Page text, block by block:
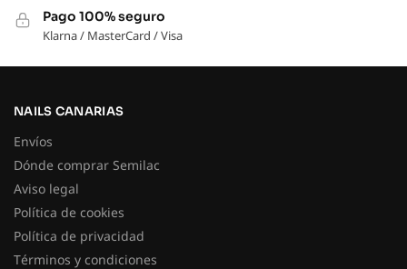
Pago 100% seguro
Klarna / MasterCard / Visa
NAILS CANARIAS
Envíos
Dónde comprar Semilac
Aviso legal
Política de cookies
Política de privacidad
Términos y condiciones